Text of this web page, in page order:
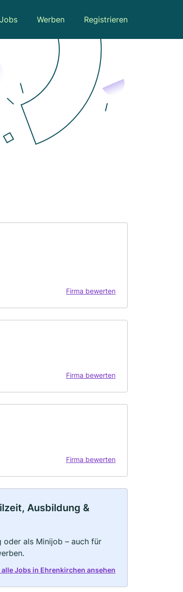
Jobs Werben Registrieren
Firma bewerten
Firma bewerten
Firma bewerten
Ausbildung &
oder als Minijob – auch für
Jobs in Ehrenkirchen ansehen